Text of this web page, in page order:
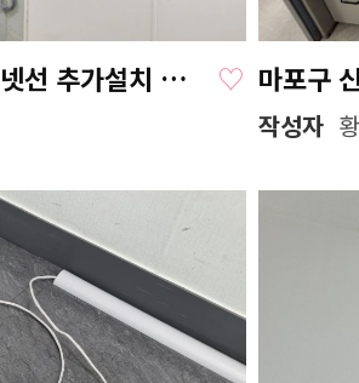
평택 공장 인터넷선 추가설치 받았어요 ♡
작성자